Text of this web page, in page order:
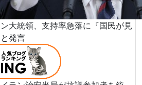
大統領、支持率急落に『国民が見
発言